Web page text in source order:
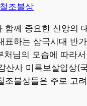
조불상
께 중요한 신앙의
하는 삼국시대 반
님의 모습에 따라
사 미륵보살입상(
불상들은 주로 고